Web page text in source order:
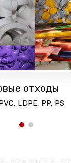
отходы
LDPE, PP, PS